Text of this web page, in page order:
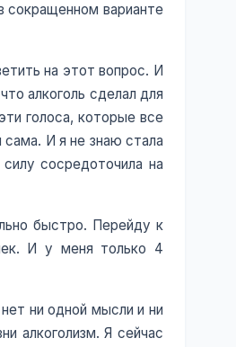
сокращенном варианте
на этот вопрос. И
алкоголь сделал для
голоса, которые все
сама. И я не знаю стала
сосредоточила на
быстро. Перейду к
И у меня только 4
ни одной мысли и ни
алкоголизм. Я сейчас